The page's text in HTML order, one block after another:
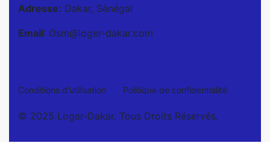
Adresse: Dakar, Sénégal
Email: Osm@loger-dakar.com
Conditions d'utilisation Politique de confidentialité
© 2025 Loger-Dakar. Tous Droits Réservés.